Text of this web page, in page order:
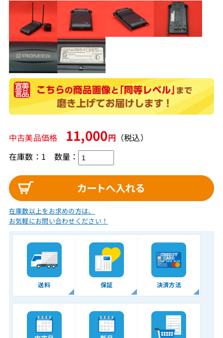
中古美品価格 11,000円 （税込）
在庫数：1 数量：
在庫数以上をお求めの方は、
お気軽にお問い合わせください！
送料 保証 決済方法